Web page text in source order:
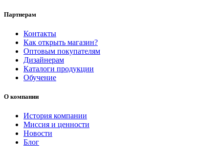
Партнерам
Контакты
Как открыть магазин?
Оптовым покупателям
Дизайнерам
Каталоги продукции
Обучение
О компании
История компании
Миссия и ценности
Новости
Блог